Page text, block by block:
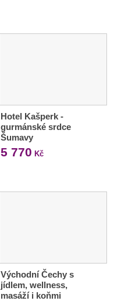
Hotel Kašperk -
gurmánské srdce
Šumavy
5 770 Kč
Východní Čechy s
jídlem, wellness,
masáží i koňmi